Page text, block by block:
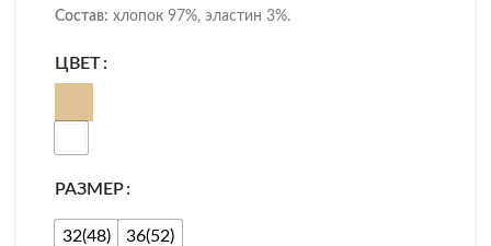
Состав: хлопок 97%, эластин 3%.
ЦВЕТ
РАЗМЕР
32(48) 36(52)